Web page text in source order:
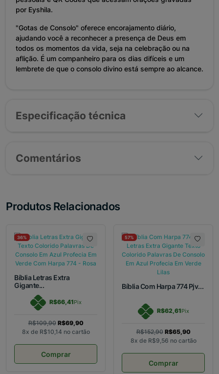
por Eyshila.
"Gotas de Consolo" oferece encorajamento diário,
ajudando você a reconhecer a presença de Deus em
todos os momentos da vida, seja na celebração ou na
aflição. É um companheiro para os dias difíceis e um
lembrete de que o consolo divino está sempre ao alcance.
Especificação técnica
Comentários
Produtos Relacionados
36%
Bíblia Letras Extra
Gigante...
R$66,41Pix
R$109,90 R$69,90
8x de R$10,14 no cartão
Comprar
57%
Bíblia Com Harpa 774 Pjv...
R$62,61Pix
R$152,90 R$65,90
8x de R$9,56 no cartão
Comprar